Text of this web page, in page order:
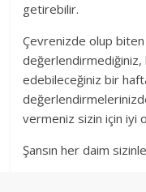
getirebilir.
Çevrenizde olup biten
edebileceğiniz bir
vermeniz sizin için iyi
Şansın her daim